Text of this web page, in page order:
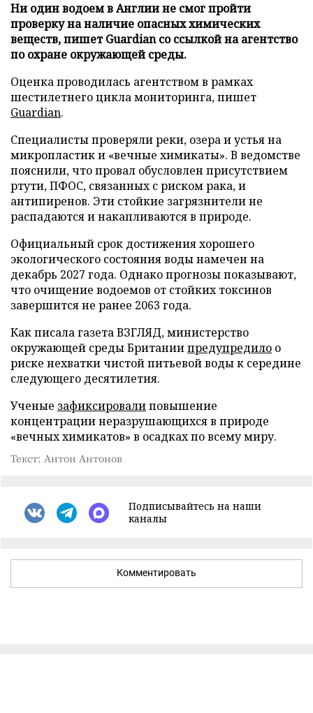
Ни один водоем в Англии не смог пройти
проверку на наличие опасных химических
веществ, пишет Guardian со ссылкой на агентство
по охране окружающей среды.
Оценка проводилась агентством в рамках
шестилетнего цикла мониторинга, пишет
Guardian.
Специалисты проверяли реки, озера и устья на
микропластик и «вечные химикаты». В ведомстве
пояснили, что провал обусловлен присутствием
ртути, ПФОС, связанных с риском рака, и
антипиренов. Эти стойкие загрязнители не
распадаются и накапливаются в природе.
Официальный срок достижения хорошего
экологического состояния воды намечен на
декабрь 2027 года. Однако прогнозы показывают,
что очищение водоемов от стойких токсинов
завершится не ранее 2063 года.
Как писала газета ВЗГЛЯД, министерство
окружающей среды Британиипредупредило о
риске нехватки чистой питьевой воды к середине
следующего десятилетия.
Ученые зафиксировалиповышение
концентрации неразрушающихся в природе
«вечных химикатов» в осадках по всему миру.
Текст: Антон Антонов
Подписывайтесь на наши
каналы
Комментировать